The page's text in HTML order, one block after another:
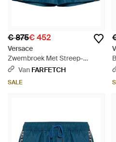
€ 875€ 452
Versace
Zwembroek Met Streep-
Patroon - Blauw
Van FARFETCH
SALE